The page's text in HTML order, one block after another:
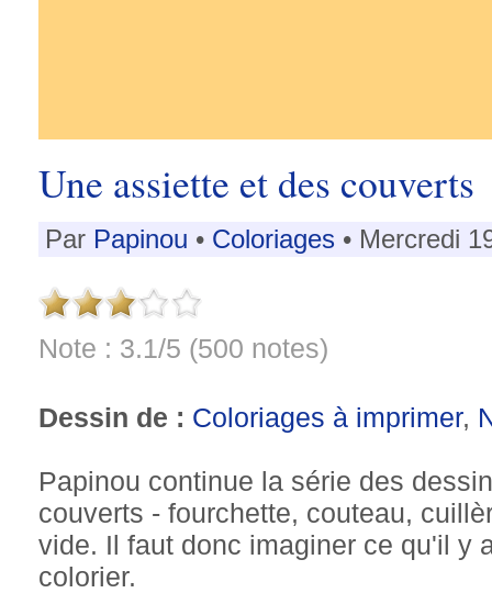
Une assiette et des couverts
Par Papinou • Coloriages • Mercredi
Note : 3.1/5 (500 notes)
Dessin de : Coloriages à imprimer,
Papinou continue la série des
couverts - fourchette, couteau,
vide. Il faut donc imaginer ce qu'il y
colorier.